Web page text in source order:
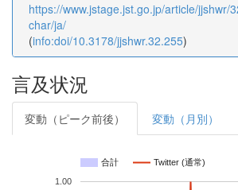
https://www.jstage.jst.go.jp/article/jjshwr/
char/ja/
(info:doi/10.3178/jjshwr.32.255)
言及状況
変動（ピーク前後） 変動（月別）
合計 Twitter (通常)
1.00